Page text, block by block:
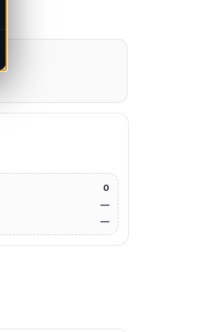
0
—
—